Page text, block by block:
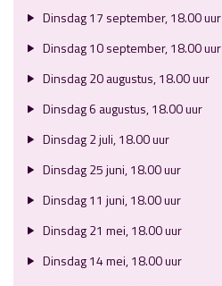
Dinsdag 17 september, 18.00 uur
Dinsdag 10 september, 18.00 uur
Dinsdag 20 augustus, 18.00 uur
Dinsdag 6 augustus, 18.00 uur
Dinsdag 2 juli, 18.00 uur
Dinsdag 25 juni, 18.00 uur
Dinsdag 11 juni, 18.00 uur
Dinsdag 21 mei, 18.00 uur
Dinsdag 14 mei, 18.00 uur